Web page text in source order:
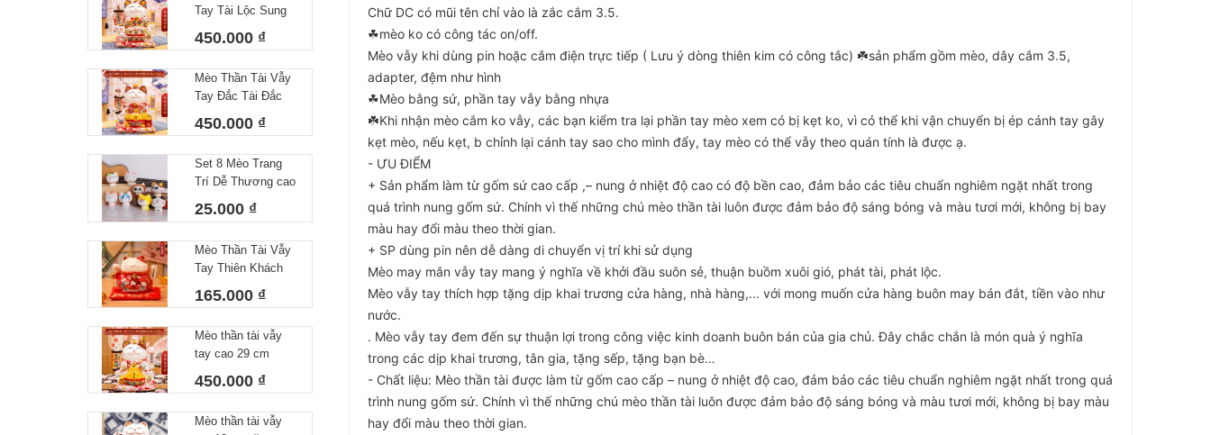
Tay Tài Lộc Sung
Sạc, Đệm Và Hộp
450.000 ₫
Mèo Thần Tài Vẫy
Tay Đắc Tài Đắc
Lộc Quạt 29cm
Kèm Sạc, Đệm Và
450.000 ₫
Set 8 Mèo Trang
Trí Dễ Thương cao
25.000 ₫
Mèo Thần Tài Vẫy
Tay Thiên Khách
12cm Kèm Đệm Và
165.000 ₫
Mèo thần tài vẫy
tay cao 29 cm
450.000 ₫
Mèo thần tài vẫy
Chữ DC có mũi tên chỉ vào là zắc cắm 3.5.
☘mèo ko có công tác on/off.
Mèo vẫy khi dùng pin hoặc cắm điện trực tiếp ( Lưu ý dòng thiên kim có công tắc) ☘️sản phẩm gồm mèo, dây cắm 3.5,
adapter, đệm như hình
☘Mèo bằng sứ, phần tay vẫy bằng nhựa
☘️Khi nhận mèo cắm ko vẫy, các bạn kiểm tra lại phần tay mèo xem có bị kẹt ko, vì có thể khi vận chuyển bị ép cánh tay gây
kẹt mèo, nếu kẹt, b chỉnh lại cánh tay sao cho mình đẩy, tay mèo có thể vẫy theo quán tính là được ạ.
- ƯU ĐIỂM
+ Sản phẩm làm từ gốm sứ cao cấp ,– nung ở nhiệt độ cao có độ bền cao, đảm bảo các tiêu chuẩn nghiêm ngặt nhất trong
quá trình nung gốm sứ. Chính vì thế những chú mèo thần tài luôn được đảm bảo độ sáng bóng và màu tươi mới, không bị bay
màu hay đổi màu theo thời gian.
+ SP dùng pin nên dễ dàng di chuyển vị trí khi sử dụng
Mèo may mắn vẫy tay mang ý nghĩa về khởi đầu suôn sẻ, thuận buồm xuôi gió, phát tài, phát lộc.
Mèo vẫy tay thích hợp tặng dịp khai trương cửa hàng, nhà hàng,... với mong muốn cửa hàng buôn may bán đắt, tiền vào như
nước.
. Mèo vẫy tay đem đến sự thuận lợi trong công việc kinh doanh buôn bán của gia chủ. Đây chắc chắn là món quà ý nghĩa
trong các dịp khai trương, tân gia, tặng sếp, tặng bạn bè…
- Chất liệu: Mèo thần tài được làm từ gốm cao cấp – nung ở nhiệt độ cao, đảm bảo các tiêu chuẩn nghiêm ngặt nhất trong quá
trình nung gốm sứ. Chính vì thế những chú mèo thần tài luôn được đảm bảo độ sáng bóng và màu tươi mới, không bị bay màu
hay đổi màu theo thời gian.